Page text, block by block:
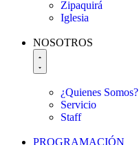
Zipaquirá
Iglesia
NOSOTROS
¿Quienes Somos?
Servicio
Staff
PROGRAMACIÓN